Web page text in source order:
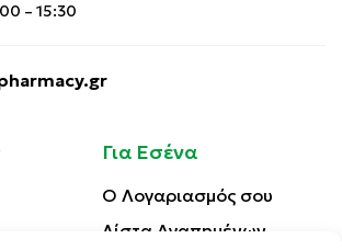
– 15:30
Για Εσένα
Ο Λογαριασμός σου
Λίστα Αγαπημένων